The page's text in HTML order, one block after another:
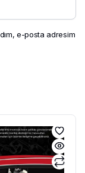
e-posta adresim